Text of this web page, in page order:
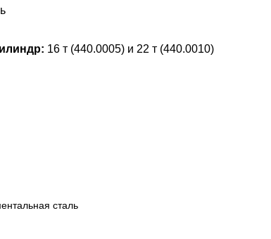
16 т (440.0005) и 22 т (440.0010)
сталь